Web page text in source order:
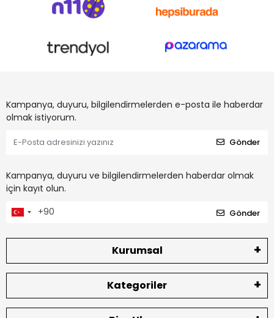
Kampanya, duyuru, bilgilendirmelerden e-posta ile haberdar
olmak istiyorum.
Gönder
Kampanya, duyuru ve bilgilendirmelerden haberdar olmak
için kayıt olun.
Gönder
Kurumsal
Kategoriler